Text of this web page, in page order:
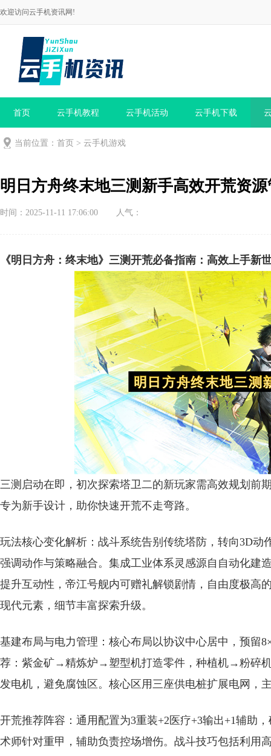
欢迎访问云手机资讯网!
首页 云手机教程 云手机活动 云手机下载
当前位置： 首页 > 云手机游戏
明日方舟终末地三测新手高效开荒资
时间：2025-11-11 17:06:00 人气：
《明日方舟：终末地》三测开荒必备指南：高效上手新
三测启动在即，初次探索塔卫二的新玩家需高效规划前
专为新手设计，助你快速开荒不走弯路。
玩法核心变化解析：战斗系统告别传统塔防，转向3D
强调动作与策略融合。集成工业体系灵感源自自动化建
提升互动性，帝江号舰内可赠礼解锁剧情，自由度极高
现代元素，细节丰富探索升级。
基建布局与电力管理：核心布局以协议中心居中，预留
荐：紫金矿→精炼炉→塑型机打造零件，种植机→粉碎
发电机，避免腐蚀区。核心区用三座供电桩扩展电网，
开荒推荐阵容：通用配置为3重装+2医疗+3输出+1辅助
术师针对重甲，辅助负责控场增伤。战斗技巧包括利用